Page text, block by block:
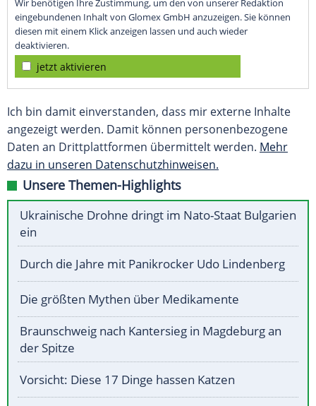
Wir benötigen Ihre Zustimmung, um den von unserer Redaktion
eingebundenen Inhalt von Glomex GmbH anzuzeigen. Sie können
diesen mit einem Klick anzeigen lassen und auch wieder
deaktivieren.
jetzt aktivieren
Ich bin damit einverstanden, dass mir externe Inhalte
angezeigt werden. Damit können personenbezogene
Daten an Drittplattformen übermittelt werden. Mehr
dazu in unseren Datenschutzhinweisen.
Unsere Themen-Highlights
Ukrainische Drohne dringt im Nato-Staat Bulgarien
ein
Durch die Jahre mit Panikrocker Udo Lindenberg
Die größten Mythen über Medikamente
Braunschweig nach Kantersieg in Magdeburg an
der Spitze
Vorsicht: Diese 17 Dinge hassen Katzen